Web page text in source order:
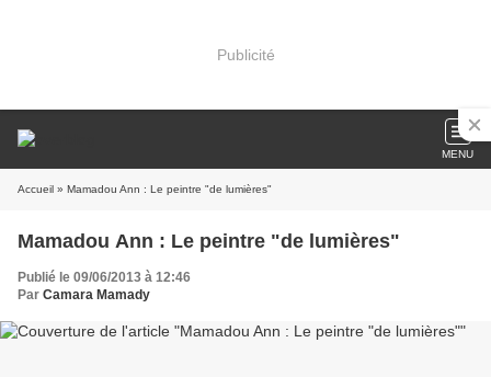
Publicité
MENU
Accueil » Mamadou Ann : Le peintre "de lumières"
Mamadou Ann : Le peintre "de lumières"
Publié le 09/06/2013 à 12:46
Par Camara Mamady